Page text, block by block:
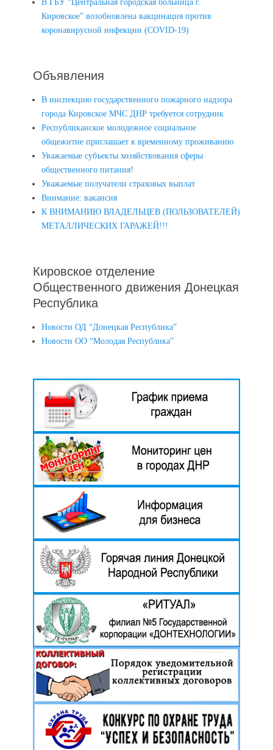
В ГБУ “Центральная городская больница г.
Кировское” возобновлена вакцинация против
коронавирусной инфекции (COVID-19)
Объявления
В инспекцию государственного пожарного надзора
города Кировское МЧС ДНР требуется сотрудник
Республиканское молодежное социальное
общежитие приглашает к временному проживанию
Уважаемые субъекты хозяйствования сферы
общественного питания!
Уважаемые получатели страховых выплат
Внимание: вакансия
К ВНИМАНИЮ ВЛАДЕЛЬЦЕВ (ПОЛЬЗОВАТЕЛЕЙ)
МЕТАЛЛИЧЕСКИХ ГАРАЖЕЙ!!!
Кировское отделение
Общественного движения Донецкая
Республика
Новости ОД “Донецкая Республика”
Новости ОО “Молодая Республика”